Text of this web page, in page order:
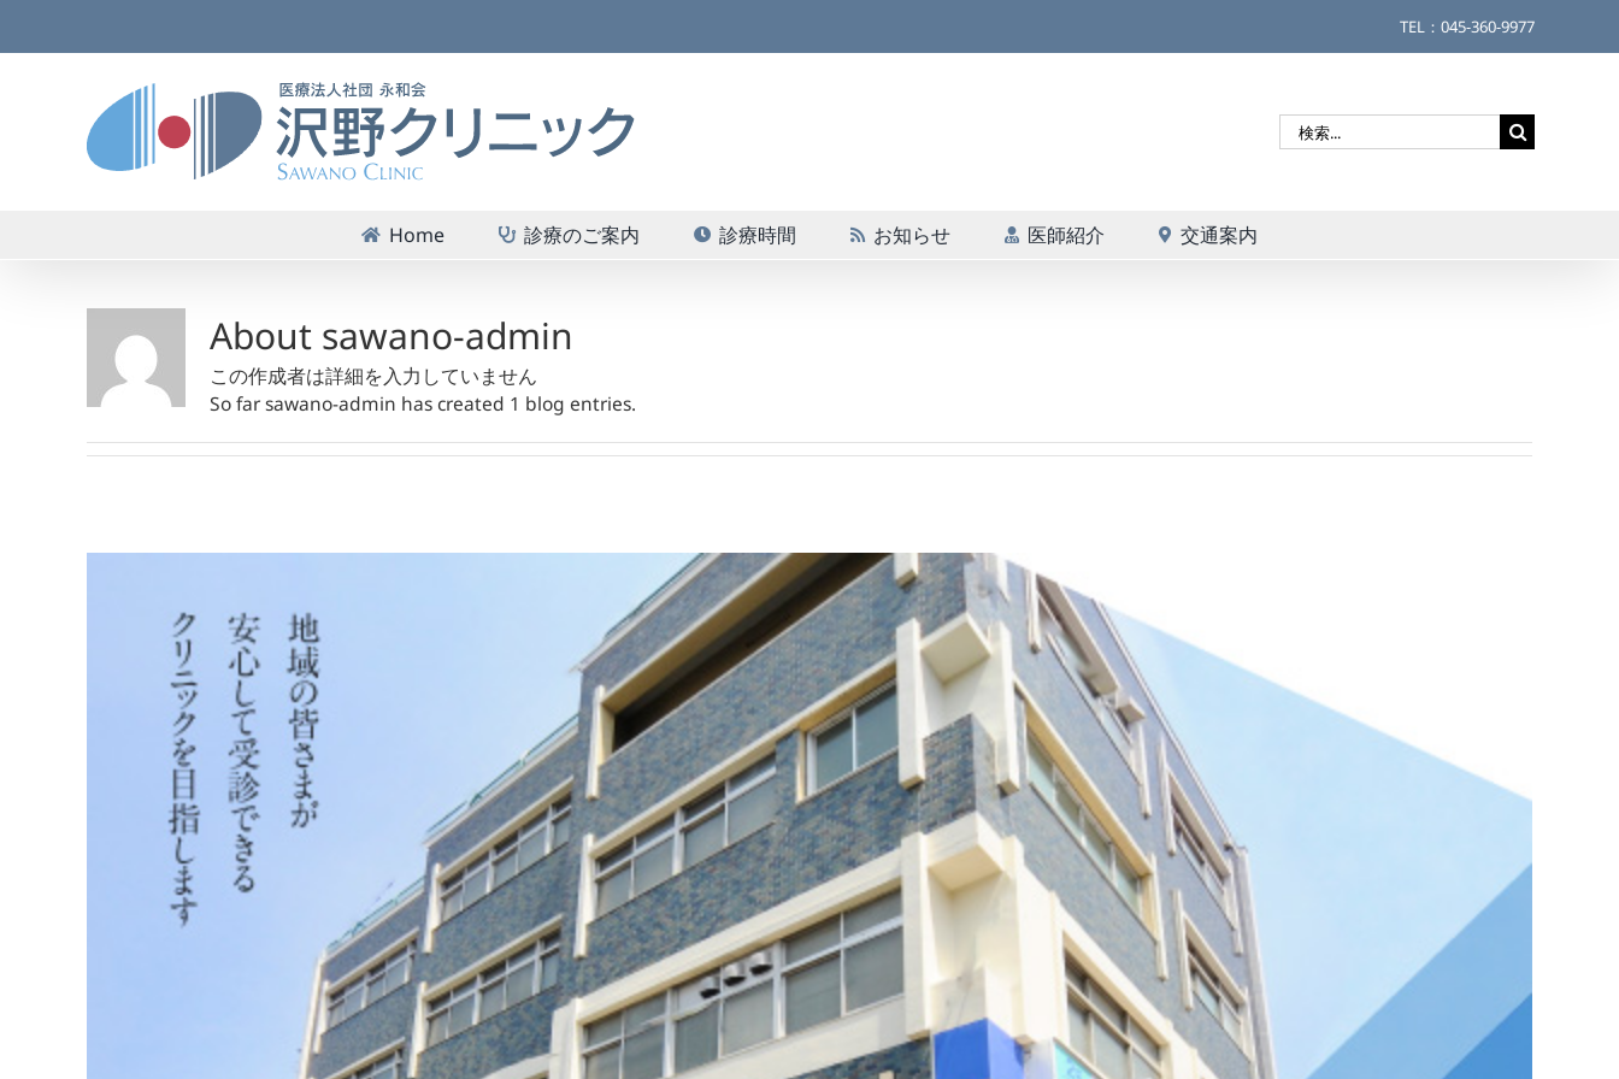
TEL：045-360-9977
索
Home
診療のご案内 診療時間 お知らせ 医師紹介 交通案内
About sawano-admin
この作成者は詳細を入力していません
So far sawano-admin has created 1 blog entries.